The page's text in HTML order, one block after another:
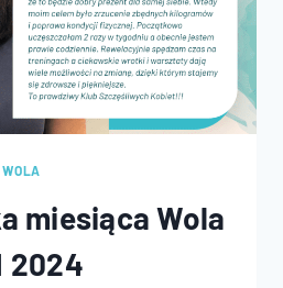
miesiąca Wola
2024